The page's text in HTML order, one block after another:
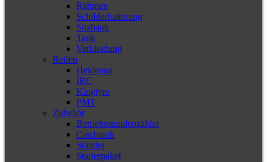
Rahmen
Schilderhalterung
Sitzbank
Tank
Verkleidung
Reifen
Heidenau
IRC
Kingtyre
PMT
Zubehör
Betriebsstundenzähler
Catchtank
Ständer
Starterpaket